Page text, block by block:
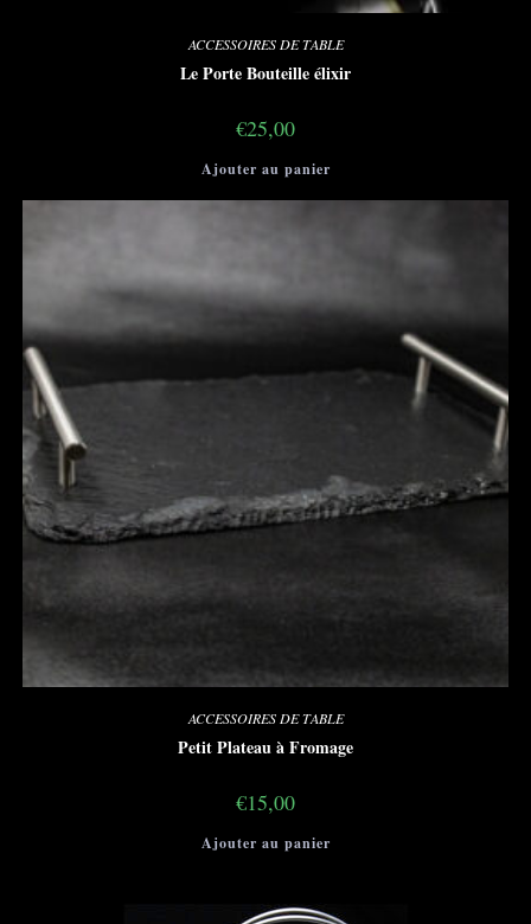
ACCESSOIRES DE TABLE
Le Porte Bouteille élixir
€25,00
Ajouter au panier
ACCESSOIRES DE TABLE
Petit Plateau à Fromage
€15,00
Ajouter au panier